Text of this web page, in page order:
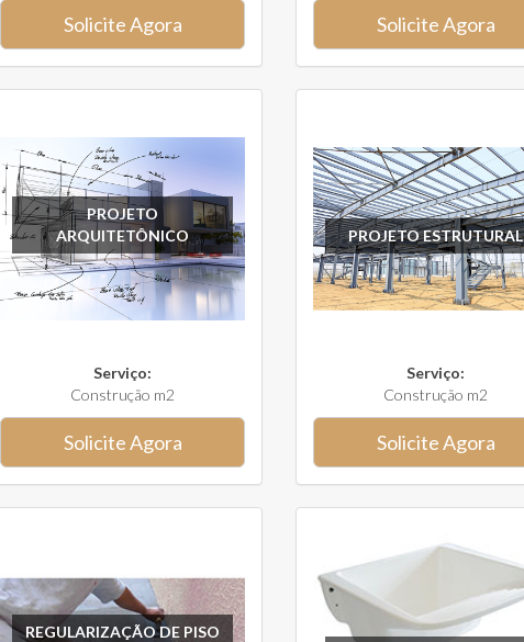
Solicite Agora Solicite Agora
PROJETO
ARQUITETÔNICO
Serviço:
Construção m2
Solicite Agora
PROJETO ESTRUTURAL
Serviço:
Construção m2
Solicite Agora
REGULARIZAÇÃO DE PISO